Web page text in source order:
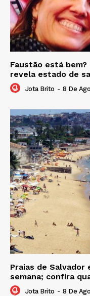
Faustão está
revela estado de
Jota Brito - 8 De
Praias de
semana; confira
Jota Brito - 8 De